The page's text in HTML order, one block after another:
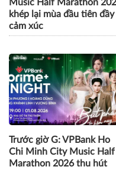
Music Half Marathon
khép lại mùa đầu tiên đầy
cảm xúc
Trước giờ G: VPBank Ho
Chi Minh City Music Half
Marathon 2026 thu hút